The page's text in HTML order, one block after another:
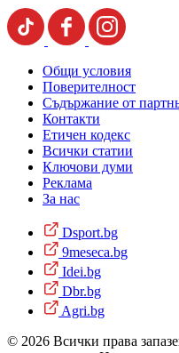
Общи условия
Поверителност
Съдържание от
Контакти
Етичен кодекс
Всички статии
Ключови думи
Реклама
За нас
Dsport.bg
9meseca.bg
Idei.bg
Dbr.bg
Agri.bg
© 2026 Всички права